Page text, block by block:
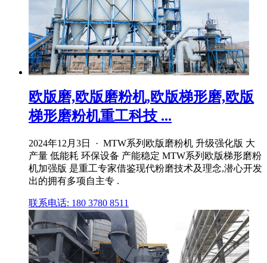
欧版磨,欧版磨粉机,欧版梯形磨,欧版
梯形磨粉机重工科技 ...
2024年12月3日 · MTW系列欧版磨粉机 升级强化版 大
产量 低能耗 环保设备 产能稳定 MTW系列欧版梯形磨粉
机加强版 是重工专家借鉴现代粉磨技术及理念,潜心开发
出的拥有多项自主专 .
联系电话: 180 3780 8511